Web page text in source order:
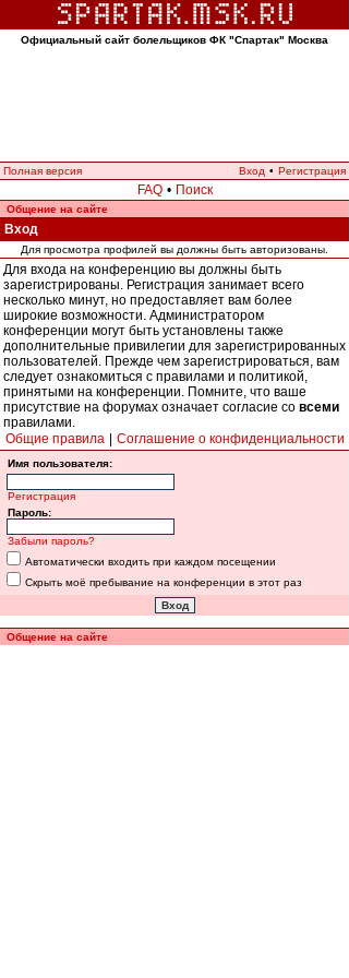
Официальный сайт болельщиков ФК "Спартак" Москва
Полная версия Вход • Регистрация
FAQ • Поиск
Общение на сайте
Вход
Для просмотра профилей вы должны быть авторизованы.
Для входа на конференцию вы должны быть
зарегистрированы. Регистрация занимает всего
несколько минут, но предоставляет вам более
широкие возможности. Администратором
конференции могут быть установлены также
дополнительные привилегии для зарегистрированных
пользователей. Прежде чем зарегистрироваться, вам
следует ознакомиться с правилами и политикой,
принятыми на конференции. Помните, что ваше
присутствие на форумах означает согласие со всеми
правилами.
Общие правила
Соглашение о конфиденциальности
Имя пользователя:
Регистрация
Пароль:
Забыли пароль?
Автоматически входить при каждом посещении
Скрыть моё пребывание на конференции в этот раз
Общение на сайте